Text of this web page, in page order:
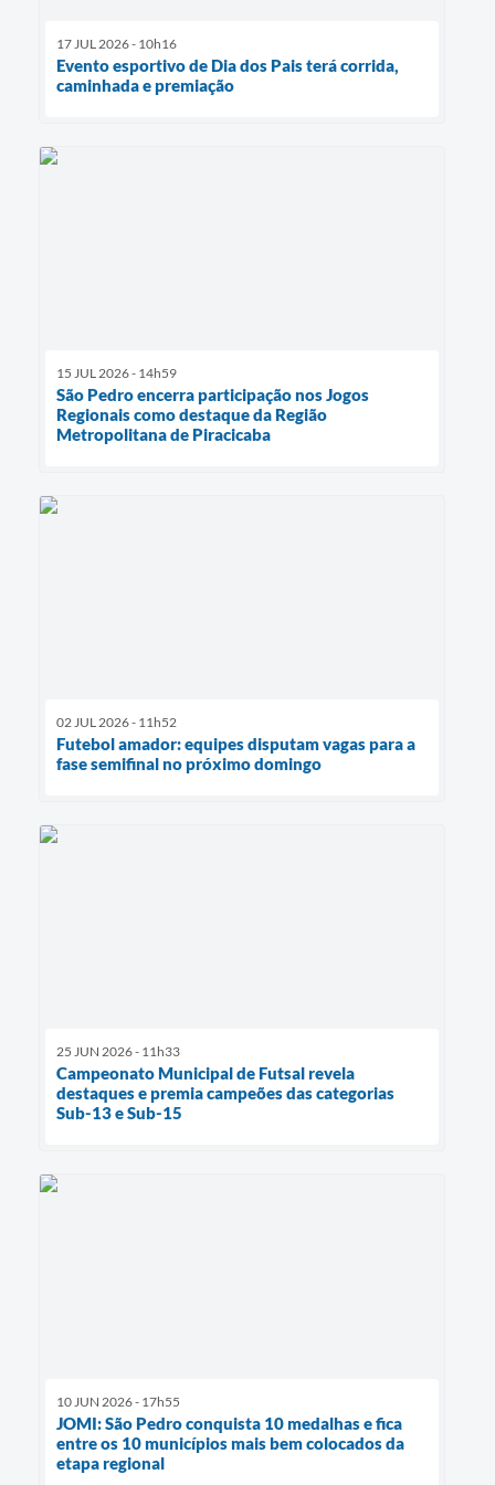
17 JUL 2026 - 10h16
Evento esportivo de Dia dos Pais terá corrida,
caminhada e premiação
15 JUL 2026 - 14h59
São Pedro encerra participação nos Jogos
Regionais como destaque da Região
Metropolitana de Piracicaba
02 JUL 2026 - 11h52
Futebol amador: equipes disputam vagas para a
fase semifinal no próximo domingo
25 JUN 2026 - 11h33
Campeonato Municipal de Futsal revela
destaques e premia campeões das categorias
Sub-13 e Sub-15
10 JUN 2026 - 17h55
JOMI: São Pedro conquista 10 medalhas e fica
entre os 10 municípios mais bem colocados da
etapa regional